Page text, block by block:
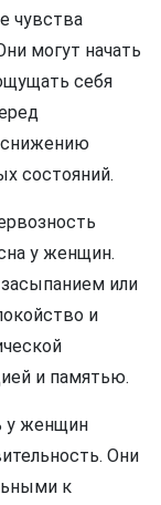
чувства
могут начать
себя
снижению
состояний.
у женщин.
или
и
и памятью.
у женщин
Они
к